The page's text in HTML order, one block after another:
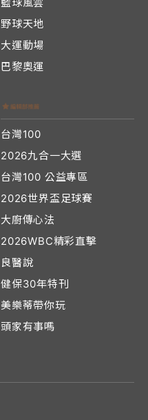
籃球風雲
野球天地
大運動場
巴黎奧運
台灣100
2026九合一大選
台灣100 公益專區
2026世界盃足球賽
大廚傳心法
2026WBC精彩直擊
良醫說
健保30年特刊
美樂蒂帶你玩
頭家有事嗎